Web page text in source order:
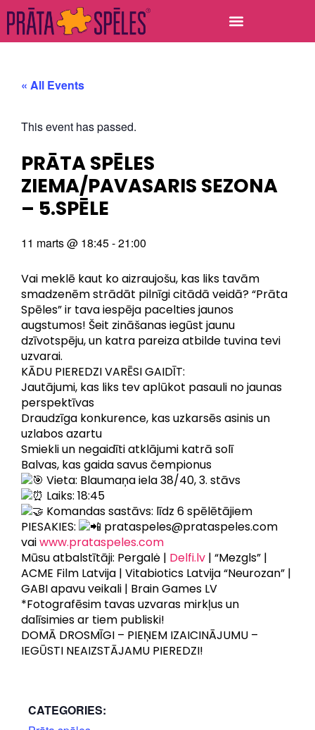
« All Events
This event has passed.
PRĀTA SPĒLES
ZIEMA/PAVASARIS SEZONA
– 5.SPĒLE
11 marts@ 18:45-21:00
Vai meklē kaut ko aizraujošu, kas liks tavām
smadzenēm strādāt pilnīgi citādā veidā? “Prāta
Spēles” ir tava iespēja pacelties jaunos
augstumos! Šeit zināšanas iegūst jaunu
dzīvotspēju, un katra pareiza atbilde tuvina tevi
uzvarai.
KĀDU PIEREDZI VARĒSI GAIDĪT:
Jautājumi, kas liks tev aplūkot pasauli no jaunas
perspektīvas
Draudzīga konkurence, kas uzkarsēs asinis un
uzlabos azartu
Smiekli un negaidīti atklājumi katrā solī
Balvas, kas gaida savus čempionus
Vieta: Blaumaņa iela 38/40, 3. stāvs
Laiks: 18:45
Komandas sastāvs: līdz 6 spēlētājiem
PIESAKIES:
prataspeles@prataspeles.com
vaiwww.prataspeles.com
Mūsu atbalstītāji: Pergalė | Delfi.lv | “Mezgls” |
ACME Film Latvija | Vitabiotics Latvija “Neurozan” |
GABI apavu veikali | Brain Games LV
*Fotografēsim tavas uzvaras mirkļus un
dalīsimies ar tiem publiski!
DOMĀ DROSMĪGI – PIEŅEM IZAICINĀJUMU –
IEGŪSTI NEAIZSTĀJAMU PIEREDZI!
CATEGORIES: